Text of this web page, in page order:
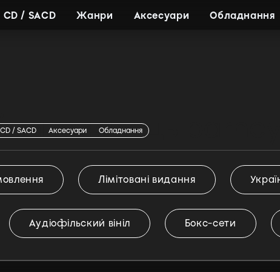
CD / SACD Жанри Аксесуари Обладнання
CD / SACD Аксесуари Обладнання
виконавець
Лімітовані видання
Аудіофільский вініл Бокс-сети